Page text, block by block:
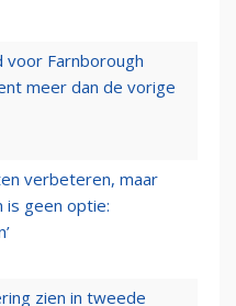
Farnborough
meer dan de vorige
verbeteren, maar
is geen optie:
zien in tweede